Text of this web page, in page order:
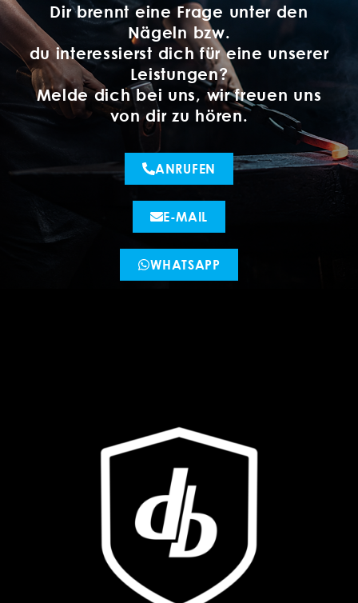
Dir brennt eine Frage unter den
Nägeln bzw.
du interessierst dich für eine unserer
Leistungen?
Melde dich bei uns, wir freuen uns
von dir zu hören.
ANRUFEN
E-MAIL
WHATSAPP